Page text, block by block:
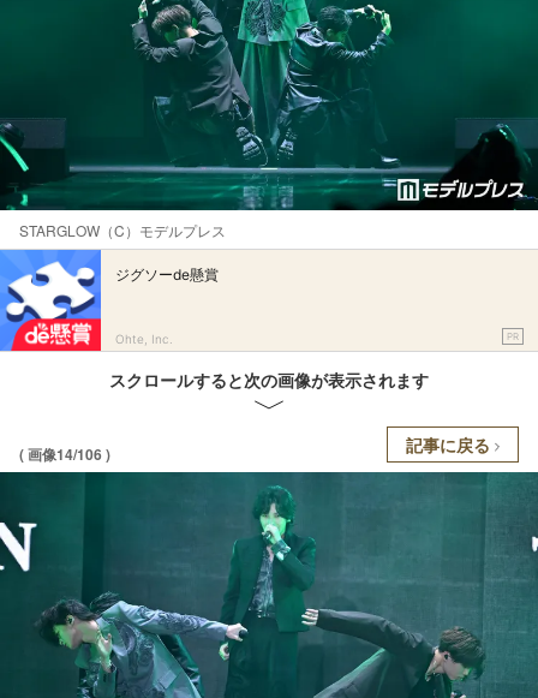
STARGLOW（C）モデルプレス
ジグソーde懸賞
Ohte, Inc. PR
スクロールすると次の画像が表示されます
( 画像14/106 ) 記事に戻る